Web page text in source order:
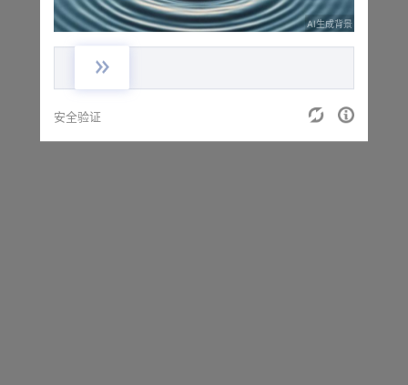
AI生成背景
安全验证